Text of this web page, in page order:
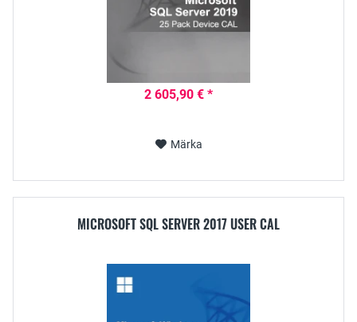
2 605,90 € *
Märka
MICROSOFT SQL SERVER 2017 USER CAL